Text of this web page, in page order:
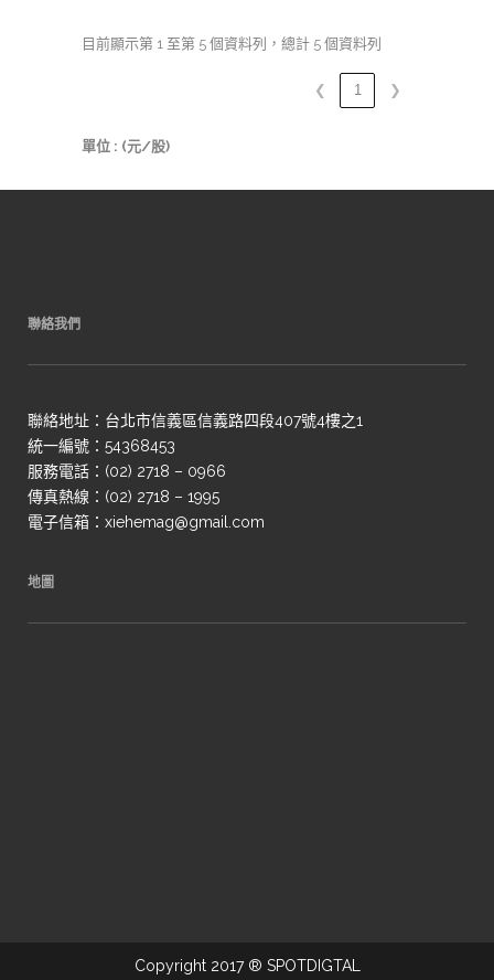
目前顯示第 1 至第 5 個資料列，總計 5 個資料列
❮ 1 ❯
單位 : (元/股)
聯絡我們
聯絡地址：台北市信義區信義路四段407號4樓之1
統一編號：54368453
服務電話：(02) 2718 – 0966
傳真熱線：(02) 2718 – 1995
電子信箱：xiehemag@gmail.com
地圖
Copyright 2017 ® SPOTDIGTAL